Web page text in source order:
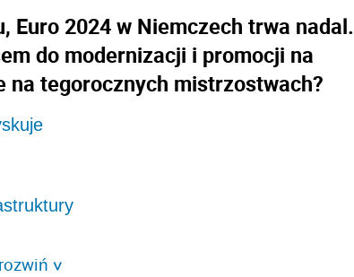
Euro 2024 w Niemczech trwa nadal.
do modernizacji i promocji na
tegorocznych mistrzostwach?
rozwiń>